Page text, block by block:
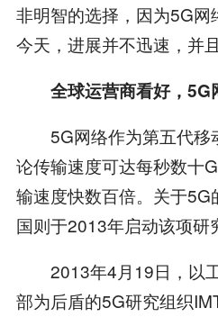
非明智的选择，因为5G
今天，进展并不迅速，并
全球运营商看好，5G
5G网络作为第五代移
论传输速度可达每秒数十
输速度快数百倍。关于
国则于2013年启动该项研
2013年4月19日，以
部为后盾的5G研究组织